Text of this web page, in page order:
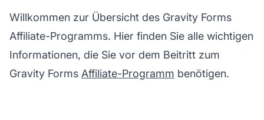
Willkommen zur Übersicht des Gravity Forms
Affiliate-Programms. Hier finden Sie alle wichtigen
Informationen, die Sie vor dem Beitritt zum
Gravity Forms Affiliate-Programm benötigen.